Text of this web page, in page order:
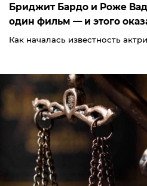
Бриджит Бардо и Роже
один фильм — и этого
Как началась известность